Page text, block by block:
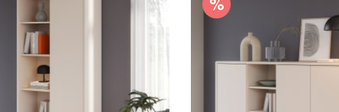
Adres e-
Godziny
Pn-Pt: